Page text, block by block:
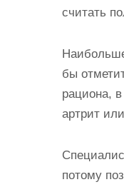
считать
бы
рациона,
артрит
потому